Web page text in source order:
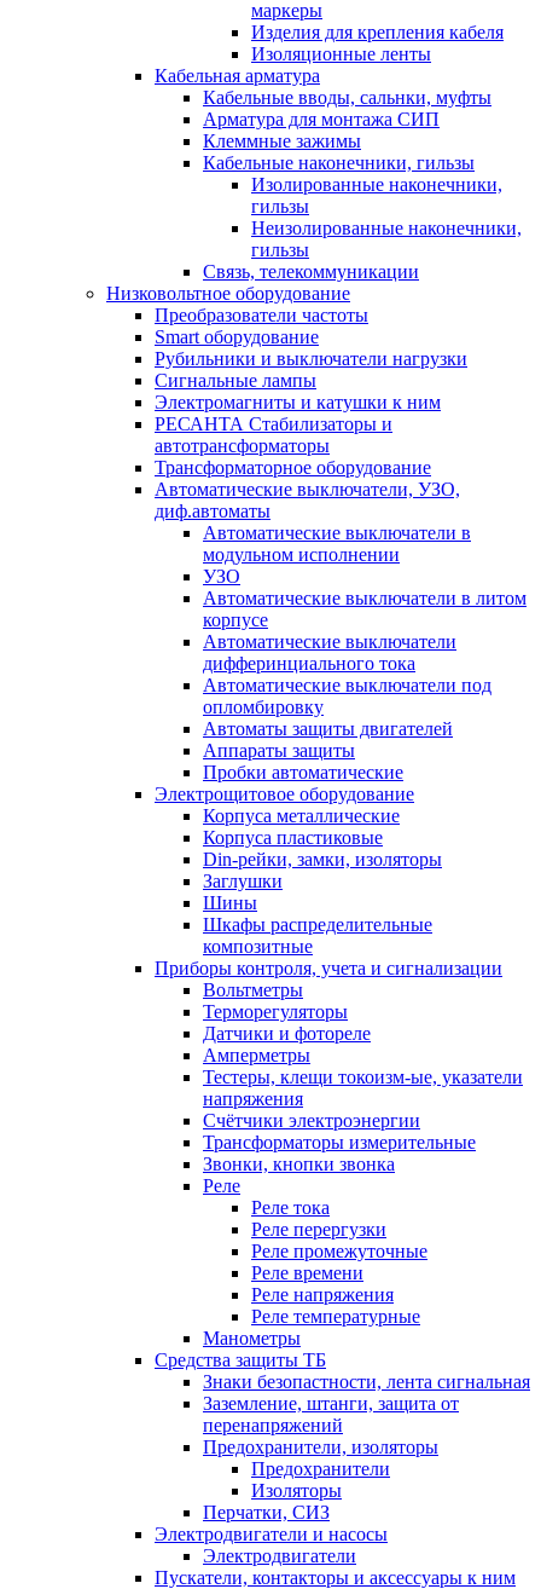
маркеры
Изделия для крепления кабеля
Изоляционные ленты
Кабельная арматура
Кабельные вводы, сальнки, муфты
Арматура для монтажа СИП
Клеммные зажимы
Кабельные наконечники, гильзы
Изолированные наконечники,
гильзы
Неизолированные наконечники,
гильзы
Связь, телекоммуникации
Низковольтное оборудование
Преобразователи частоты
Smart оборудование
Рубильники и выключатели нагрузки
Сигнальные лампы
Электромагниты и катушки к ним
РЕСАНТА Стабилизаторы и
автотрансформаторы
Трансформаторное оборудование
Автоматические выключатели, УЗО,
диф.автоматы
Автоматические выключатели в
модульном исполнении
УЗО
Автоматические выключатели в литом
корпусе
Автоматические выключатели
дифферинциального тока
Автоматические выключатели под
опломбировку
Автоматы защиты двигателей
Аппараты защиты
Пробки автоматические
Электрощитовое оборудование
Корпуса металлические
Корпуса пластиковые
Din-рейки, замки, изоляторы
Заглушки
Шины
Шкафы распределительные
композитные
Приборы контроля, учета и сигнализации
Вольтметры
Терморегуляторы
Датчики и фотореле
Амперметры
Тестеры, клещи токоизм-ые, указатели
напряжения
Счётчики электроэнергии
Трансформаторы измерительные
Звонки, кнопки звонка
Реле
Реле тока
Реле перергузки
Реле промежуточные
Реле времени
Реле напряжения
Реле температурные
Манометры
Средства защиты ТБ
Знаки безопастности, лента сигнальная
Заземление, штанги, защита от
перенапряжений
Предохранители, изоляторы
Предохранители
Изоляторы
Перчатки, СИЗ
Электродвигатели и насосы
Электродвигатели
Пускатели, контакторы и аксессуары к ним